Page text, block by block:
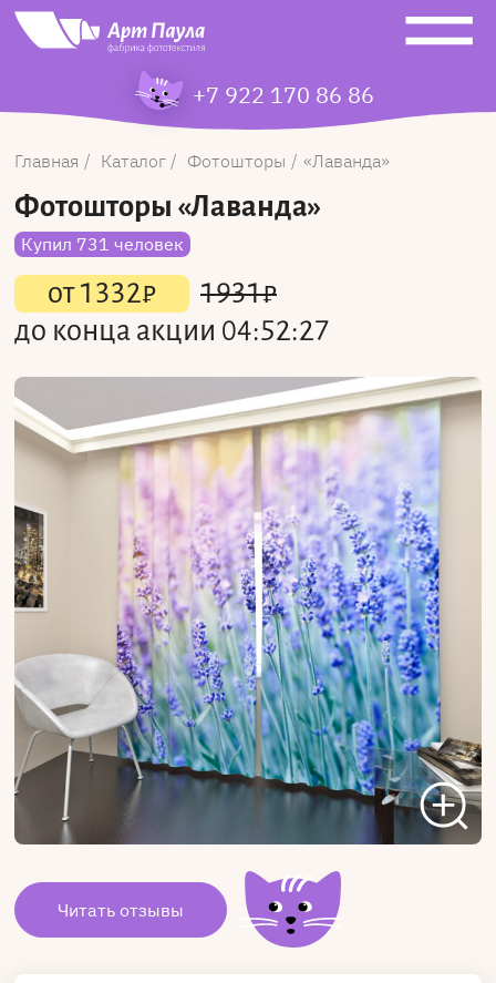
+7 922 170 86 86
Главная Каталог Фотошторы Лаванда
Фотошторы «Лаванда»
Купил 731 человек
от1332₽ 1931₽
до конца акции 04:52:27
Читать отзывы